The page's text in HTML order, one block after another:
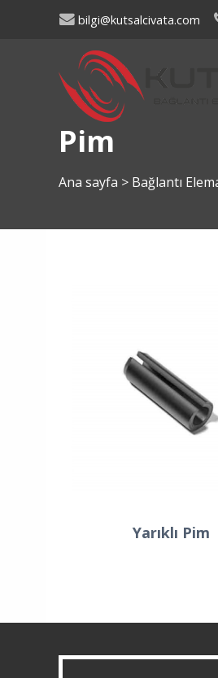
bilgi@kutsalcivata.com
Pim
Ana sayfa > Bağlantı
Yarıklı Pim